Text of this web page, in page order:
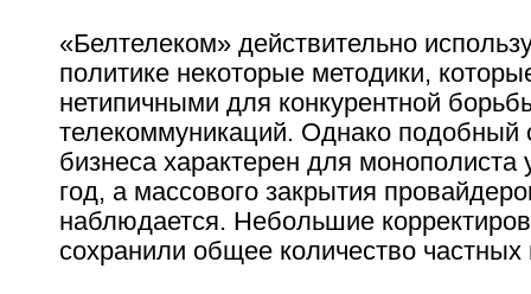
«Белтелеком» действительно
политике некоторые методики,
нетипичными для конкурентной
телекоммуникаций. Однако подобный
бизнеса характерен для
год, а массового закрытия
наблюдается. Небольшие
сохранили общее количество